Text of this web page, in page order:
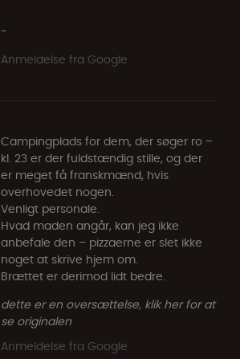
-
Anmeldelse fra Google
Campingplads for dem, der søger ro –
kl. 23 er der fuldstændig stille, og der
er meget få franskmænd, hvis
overhovedet nogen.
Venligt personale.
Hvad maden angår, kan jeg ikke
anbefale den – pizzaerne er slet ikke
noget at skrive hjem om.
Brættet er derimod lidt bedre.
dette er en oversættelse, klik her for at
se originalen
Anmeldelse fra Google